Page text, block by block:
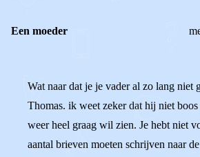
Een moeder
Wat naar dat je je vader al zo lang niet
Thomas. ik weet zeker dat hij niet
weer heel graag wil zien. Je hebt niet
aantal brieven moeten schrijven naar